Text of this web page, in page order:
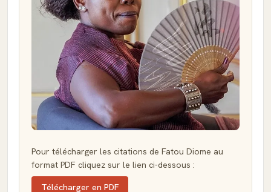
Pour télécharger les citations de Fatou Diome au
format PDF cliquez sur le lien ci-dessous :
Télécharger en PDF